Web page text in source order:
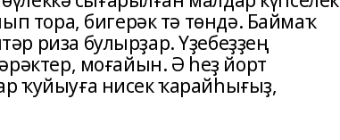
тора, бигерәк тә төндә. Баймаҡ
риза булырҙар. Үҙебеҙҙең
моғайын. Ә һеҙ йорт
ҡуйыуға нисек ҡарайһығыҙ,